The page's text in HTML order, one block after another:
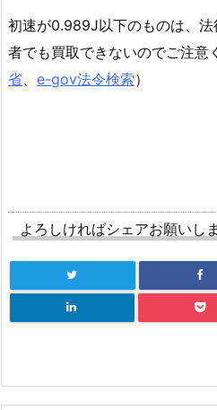
初速が0.989J以下のものは、
者でも買取できないのでご注意
省、 e-gov法令検索）
よろしければシェアお願いし